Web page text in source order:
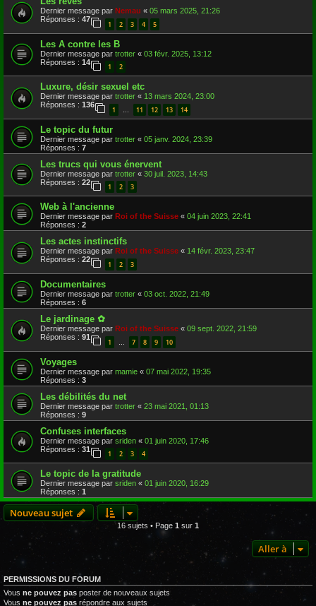
Dernier message par Nemau « 05 mars 2025, 21:26
Réponses : 47
1 2 3 4 5
Les A contre les B
Dernier message par trotter « 03 févr. 2025, 13:12
Réponses : 14
1 2
Luxure, désir sexuel etc
Dernier message par trotter « 13 mars 2024, 23:00
Réponses : 136
1 … 11 12 13 14
Le topic du futur
Dernier message par trotter « 05 janv. 2024, 23:39
Réponses : 7
Les trucs qui vous énervent
Dernier message par trotter « 30 juil. 2023, 14:43
Réponses : 22
1 2 3
Web à l'ancienne
Dernier message par Roi of the Suisse « 04 juin 2023, 22:41
Réponses : 2
Les actes instinctifs
Dernier message par Roi of the Suisse « 14 févr. 2023, 23:47
Réponses : 22
1 2 3
Documentaires
Dernier message par trotter « 03 oct. 2022, 21:49
Réponses : 6
Le jardinage ✿
Dernier message par Roi of the Suisse « 09 sept. 2022, 21:59
Réponses : 91
1 … 7 8 9 10
Voyages
Dernier message par mamie « 07 mai 2022, 19:35
Réponses : 3
Les débilités du net
Dernier message par trotter « 23 mai 2021, 01:13
Réponses : 9
Confuses interfaces
Dernier message par sriden « 01 juin 2020, 17:46
Réponses : 31
1 2 3 4
Le topic de la gratitude
Dernier message par sriden « 01 juin 2020, 16:29
Réponses : 1
Nouveau sujet
16 sujets • Page 1 sur 1
Aller à
PERMISSIONS DU FORUM
Vous ne pouvez pas poster de nouveaux sujets
Vous ne pouvez pas répondre aux sujets